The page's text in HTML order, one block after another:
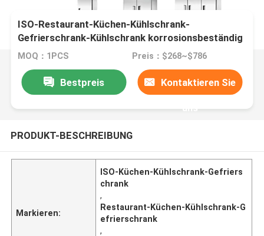
ISO-Restaurant-Küchen-Kühlschrank-
Gefrierschrank-Kühlschrank korrosionsbeständig
MOQ：1PCS Preis：$268~$786
Bestpreis Kontaktieren Sie
uns
PRODUKT-BESCHREIBUNG
Markieren:
ISO-Küchen-Kühlschrank-Gefriers
chrank
,
Restaurant-Küchen-Kühlschrank-G
efrierschrank
,